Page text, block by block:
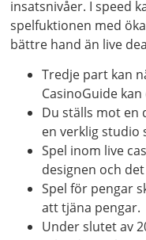
insatsnivåer. I speed
spelfuktionen med
bättre hand än live
Tredje part kan
CasinoGuide
Du ställs mot en
en verklig studio
Spel inom live
designen och
Spel för pengar
att tjäna pengar.
Under slutet av